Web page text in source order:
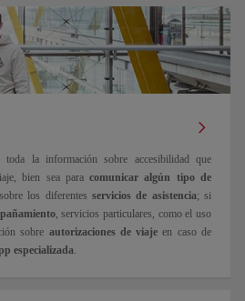
toda la información sobre accesibilidad que
bien sea paracomunicar algún tipo de
los diferentes servicios de asistencia; si
, servicios particulares, como el uso
sobre autorizaciones de viaje en caso de
especializada